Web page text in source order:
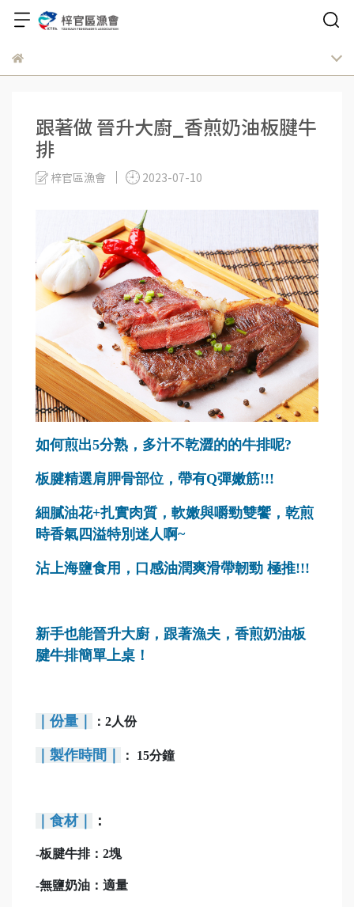
跟著做 晉升大廚_香煎奶油板腱牛
排
梓官區漁會 2023-07-10
如何煎出5分熟，多汁不乾澀的的牛排呢?
板腱精選肩胛骨部位，帶有Q彈嫩筋!!!
細膩油花+扎實肉質，軟嫩與嚼勁雙饗，乾煎
時香氣四溢特別迷人啊~
沾上海鹽食用，口感油潤爽滑帶韌勁 極推!!!
新手也能晉升大廚，跟著漁夫， 香煎奶油板
腱牛排簡單上桌！
｜份量｜ ：2人份
｜製作時間｜ ： 15分鐘
｜食材｜ ：
-板腱牛排：2塊
-無鹽奶油 ：適量